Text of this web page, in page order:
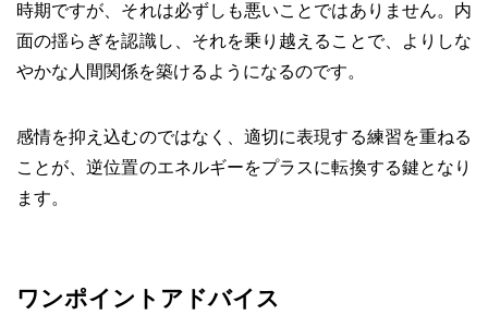
時期ですが、それは必ずしも悪いことではありません。内
面の揺らぎを認識し、それを乗り越えることで、よりしな
やかな人間関係を築けるようになるのです。
感情を抑え込むのではなく、適切に表現する練習を重ねる
ことが、逆位置のエネルギーをプラスに転換する鍵となり
ます。
ワンポイントアドバイス